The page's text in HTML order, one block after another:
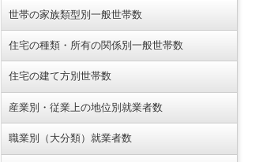
世帯の家族類型別一般世帯数
住宅の種類・所有の関係別一般世帯数
住宅の建て方別世帯数
産業別・従業上の地位別就業者数
職業別（大分類）就業者数